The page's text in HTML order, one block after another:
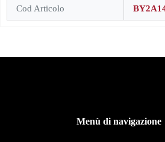
Cod Articolo
Menù di navigazione